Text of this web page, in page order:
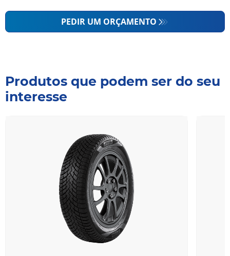
PEDIR UM ORÇAMENTO
Produtos que podem ser do seu
interesse